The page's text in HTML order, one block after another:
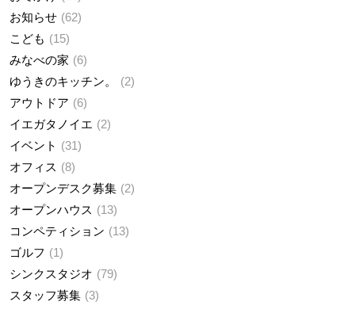
お知らせ
62
こども
15
みなべの家
6
ゆうきのキッチン。
2
アウトドア
6
イエガタノイエ
2
イベント
31
オフィス
8
オープンデスク募集
2
オープンハウス
13
コンペティション
13
ゴルフ
1
シンクスタジオ
79
スタッフ募集 3